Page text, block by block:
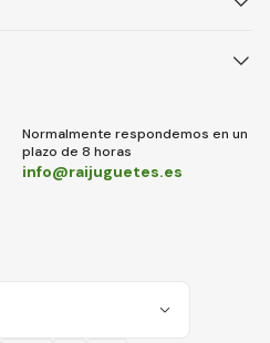
Normalmente respondemos en un
plazo de 8 horas
info@raijuguetes.es